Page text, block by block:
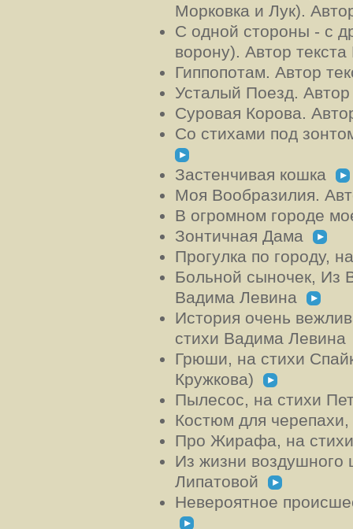
Морковка и Лук).
С одной стороны - с
ворону). Автор
Гиппопотам. Автор
Усталый Поезд.
Суровая Корова.
Со стихами под
Застенчивая кошка
Моя Вообразилия.
В огромном городе
Зонтичная Дама
Прогулка по городу,
Больной сыночек, Из
Вадима Левина
История очень
стихи Вадима
Грюши, на стихи
Кружкова)
Пылесос, на стихи
Костюм для
Про Жирафа, на
Из жизни воздушного
Липатовой
Невероятное